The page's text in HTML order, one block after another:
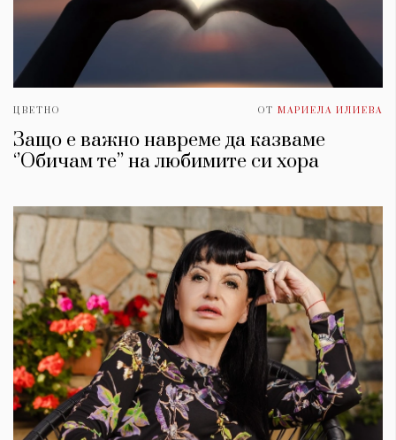
ЦВЕТНО ОТ МАРИЕЛА ИЛИЕВА
Защо е важно навреме да казваме
‘’Обичам те’’ на любимите си хора